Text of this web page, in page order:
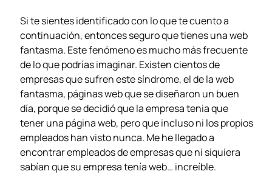
Si te sientes identificado con lo que te cuento a
continuación, entonces seguro que tienes una web
fantasma. Este fenómeno es mucho más frecuente
de lo que podrías imaginar. Existen cientos de
empresas que sufren este síndrome, el de la web
fantasma, páginas web que se diseñaron un buen
día, porque se decidió que la empresa tenia que
tener una página web, pero que incluso ni los propios
empleados han visto nunca. Me he llegado a
encontrar empleados de empresas que ni siquiera
sabían que su empresa tenía web… increíble.